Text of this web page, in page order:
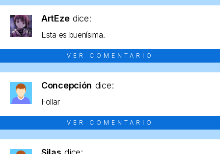
ArtEze dice:
Esta es buenísima.
VER COMENTARIO
Concepción dice:
Follar
VER COMENTARIO